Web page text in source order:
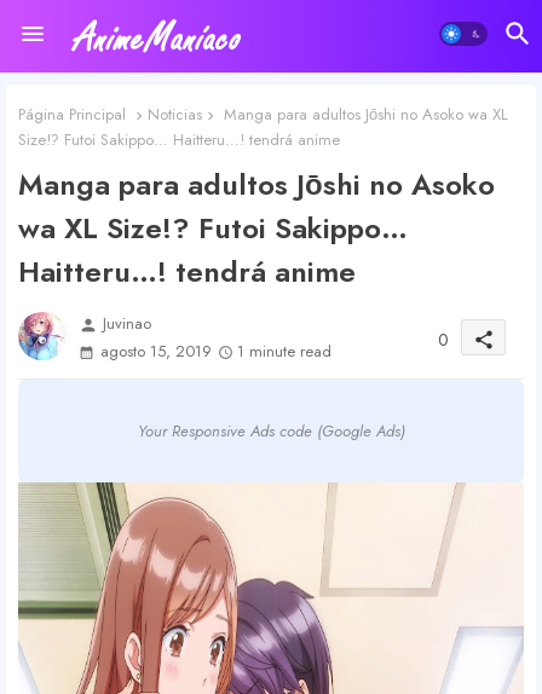
Página Principal Noticias
Manga para adultos Jо̄shi no Asoko wa XL
Size!? Futoi Sakippo… Haitteru…! tendrá anime
Manga para adultos Jо̄shi no Asoko
wa XL Size!? Futoi Sakippo…
Haitteru…! tendrá anime
person Juvinao
agosto 15, 2019
1 minute read 0 share
Your Responsive Ads code (Google Ads)